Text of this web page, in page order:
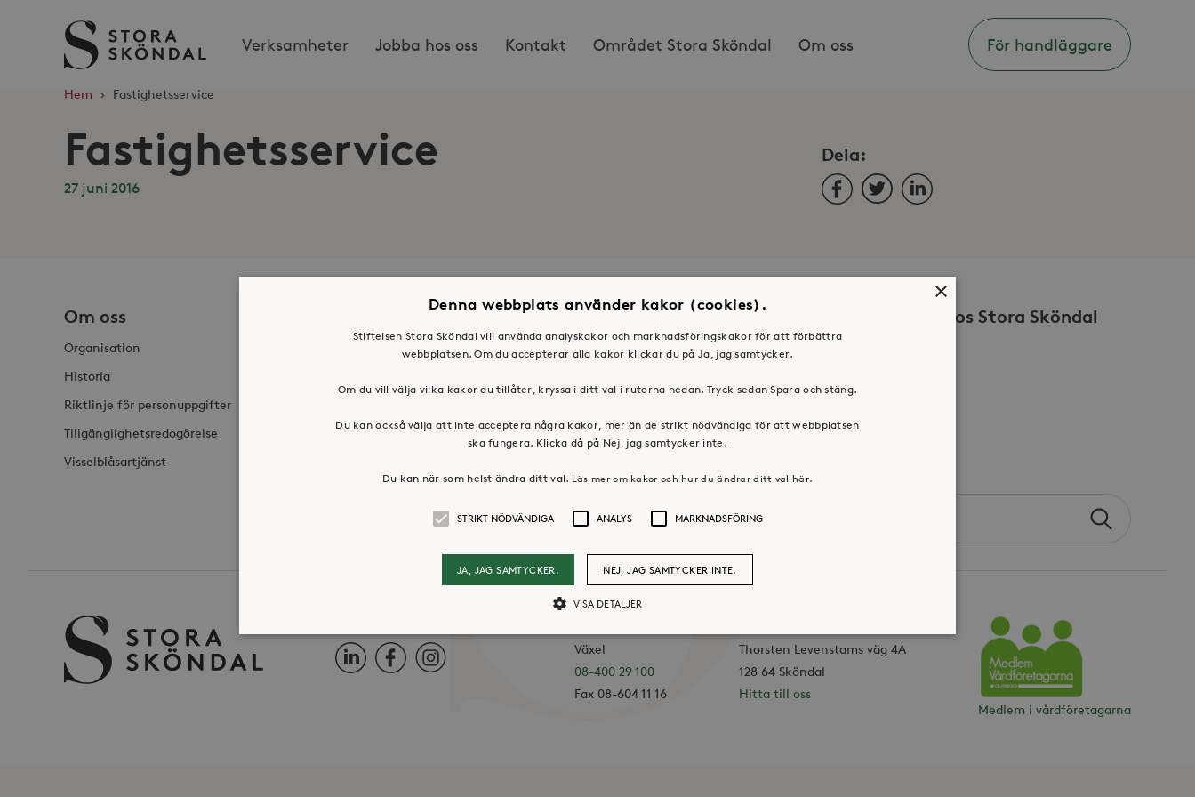
Stora
Sköndal
Verksamheter Jobba hos oss Kontakt Området Stora Sköndal Om oss För handläggare
Hem › Fastighetsservice
Fastighetsservice
27 juni 2016
Dela:
Facebook
TwitterLinkedIn
Om oss
Organisation
Historia
Riktlinje för personuppgifter
Tillgänglighetsredogörelse
Visselblåsartjänst
Jobba hos oss Press & mediakontakt Volontär hos Stora Sköndal
Sök
LinkedInFacebookInstagram
Växel
08-400 29 100
Fax 08-604 11 16
Thorsten Levenstams väg 4A
128 64 Sköndal
Hitta till oss
Vårdföretagarna
Medlem i vårdföretagarna
×
Denna webbplats använder kakor (cookies).
Stiftelsen Stora Sköndal vill använda analyskakor och marknadsföringskakor för att förbättra
webbplatsen. Om du accepterar alla kakor klickar du på Ja, jag samtycker.
Om du vill välja vilka kakor du tillåter, kryssa i ditt val i rutorna nedan. Tryck sedan Spara och stäng.
Du kan också välja att inte acceptera några kakor, mer än de strikt nödvändiga för att webbplatsen
ska fungera. Klicka då på Nej, jag samtycker inte.
Du kan när som helst ändra ditt val. Läs mer om kakor och hur du ändrar ditt val här.
STRIKT NÖDVÄNDIGA ANALYS MARKNADSFÖRING
JA, JAG SAMTYCKER. NEJ, JAG SAMTYCKER INTE.
VISA DETALJER
Analys Marknadsföring